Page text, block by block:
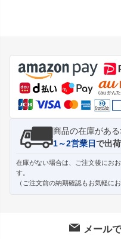
商品の在庫があ
1～2営業日で出
在庫がない場合は、ご注文後にお
す。
（ご注文前の納期確認もお気軽に
メール